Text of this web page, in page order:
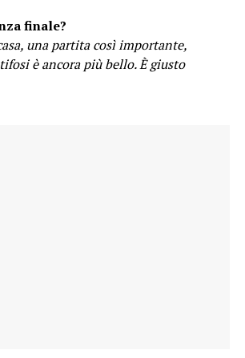
finale?
una partita così importante,
è ancora più bello. È giusto